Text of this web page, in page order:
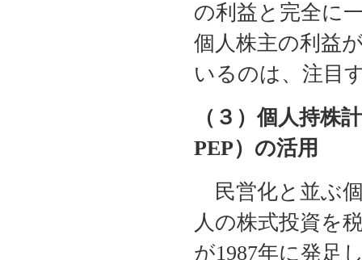
の利益と完全に
個人株主の利益
いるのは、注目
（３）個人持株
PEP）の活用
民営化と並ぶ
人の株式投資を
が1987年に発足